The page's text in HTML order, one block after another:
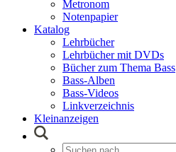
Metronom
Notenpapier
Katalog
Lehrbücher
Lehrbücher mit DVDs
Bücher zum Thema Bass
Bass-Alben
Bass-Videos
Linkverzeichnis
Kleinanzeigen